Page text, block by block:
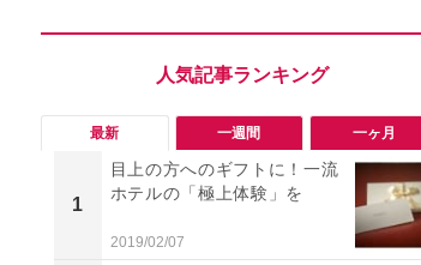
最新 一週間 一ヶ月
1
目上の方へのギフトに！一流
ホテルの「極上体験」を
2019/02/07